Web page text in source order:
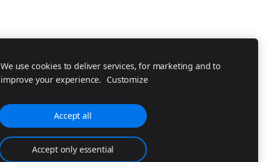
We use cookies to deliver services, for marketing and to
improve your experience. Customize
Accept all
Accept only essential